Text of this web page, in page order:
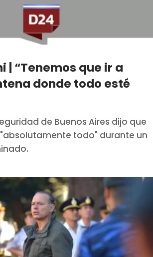
| “Tenemos que ir a
donde todo esté
de Buenos Aires dijo que
todo" durante un